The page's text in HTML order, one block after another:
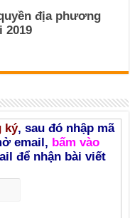
địa phương
2019
ký, sau đó nhập mã
email, bấm vào
để nhận bài viết